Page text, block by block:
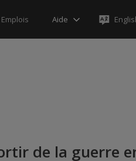
Emplois Aide
de la guerre